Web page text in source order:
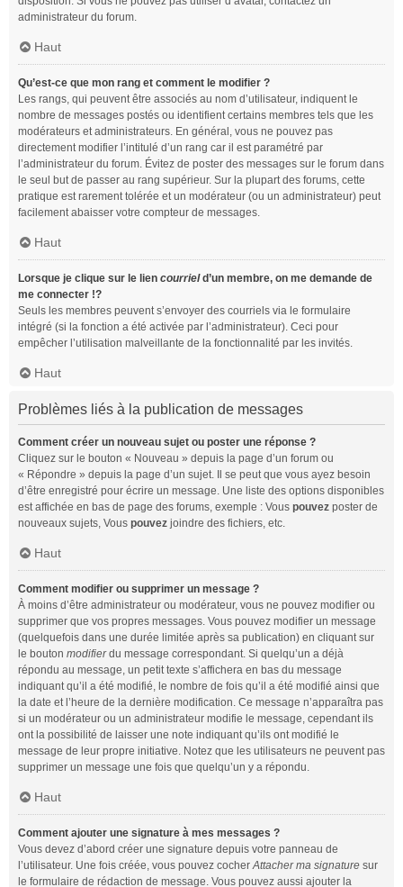
administrateur du forum.
Haut
Qu’est-ce que mon rang et comment le modifier ?
Les rangs, qui peuvent être associés au nom d’utilisateur, indiquent le
nombre de messages postés ou identifient certains membres tels que les
modérateurs et administrateurs. En général, vous ne pouvez pas
directement modifier l’intitulé d’un rang car il est paramétré par
l’administrateur du forum. Évitez de poster des messages sur le forum dans
le seul but de passer au rang supérieur. Sur la plupart des forums, cette
pratique est rarement tolérée et un modérateur (ou un administrateur) peut
facilement abaisser votre compteur de messages.
Haut
Lorsque je clique sur le lien courrield’un membre, on me demande de
me connecter !?
Seuls les membres peuvent s’envoyer des courriels via le formulaire
intégré (si la fonction a été activée par l’administrateur). Ceci pour
empêcher l’utilisation malveillante de la fonctionnalité par les invités.
Haut
Problèmes liés à la publication de messages
Comment créer un nouveau sujet ou poster une réponse ?
Cliquez sur le bouton « Nouveau » depuis la page d’un forum ou
« Répondre » depuis la page d’un sujet. Il se peut que vous ayez besoin
d’être enregistré pour écrire un message. Une liste des options disponibles
est affichée en bas de page des forums, exemple : Vous pouvez poster de
nouveaux sujets, Vous pouvez joindre des fichiers, etc.
Haut
Comment modifier ou supprimer un message ?
À moins d’être administrateur ou modérateur, vous ne pouvez modifier ou
supprimer que vos propres messages. Vous pouvez modifier un message
(quelquefois dans une durée limitée après sa publication) en cliquant sur
le bouton modifierdu message correspondant. Si quelqu’un a déjà
répondu au message, un petit texte s’affichera en bas du message
indiquant qu’il a été modifié, le nombre de fois qu’il a été modifié ainsi que
la date et l’heure de la dernière modification. Ce message n’apparaîtra pas
si un modérateur ou un administrateur modifie le message, cependant ils
ont la possibilité de laisser une note indiquant qu’ils ont modifié le
message de leur propre initiative. Notez que les utilisateurs ne peuvent pas
supprimer un message une fois que quelqu’un y a répondu.
Haut
Comment ajouter une signature à mes messages ?
Vous devez d’abord créer une signature depuis votre panneau de
l’utilisateur. Une fois créée, vous pouvez cocherAttacher ma signature sur
le formulaire de rédaction de message. Vous pouvez aussi ajouter la